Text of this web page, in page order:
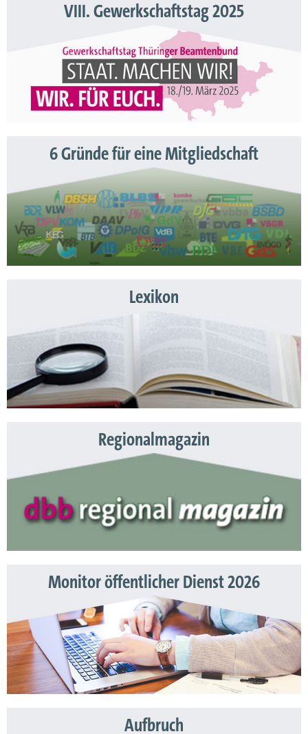
VIII. Gewerkschaftstag 2025
6 Gründe für eine Mitgliedschaft
Lexikon
Regionalmagazin
Monitor öffentlicher Dienst 2026
Aufbruch